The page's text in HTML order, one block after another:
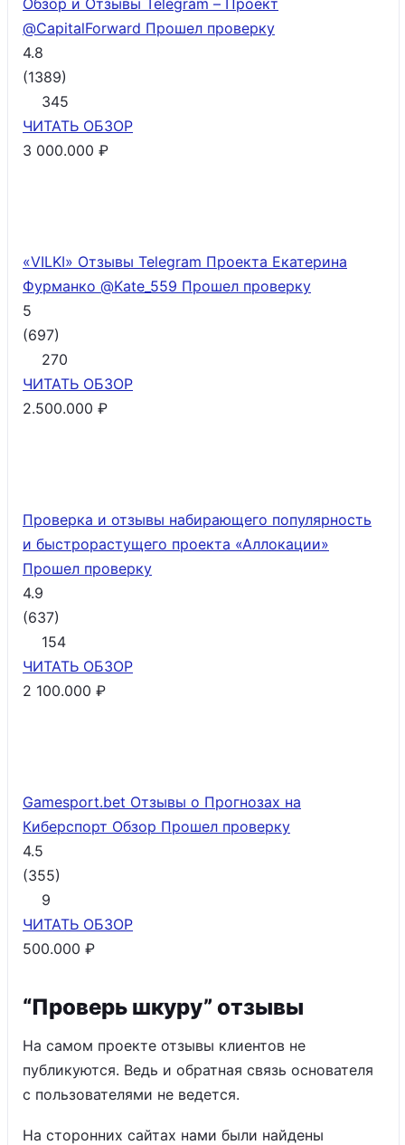
Обзор и Отзывы Telegram – Проект
@CapitalForward Прошел проверку
4.8
(1389)
345
ЧИТАТЬ ОБЗОР
3 000.000 ₽
«VILKI» Отзывы Telegram Проекта Екатерина
Фурманко @Kate_559 Прошел проверку
5
(697)
270
ЧИТАТЬ ОБЗОР
2.500.000 ₽
Проверка и отзывы набирающего популярность
и быстрорастущего проекта «Аллокации»
Прошел проверку
4.9
(637)
154
ЧИТАТЬ ОБЗОР
2 100.000 ₽
Gamesport.bet Отзывы о Прогнозах на
Киберспорт Обзор Прошел проверку
4.5
(355)
9
ЧИТАТЬ ОБЗОР
500.000 ₽
“Проверь шкуру” отзывы
На самом проекте отзывы клиентов не
публикуются. Ведь и обратная связь основателя
с пользователями не ведется.
На сторонних сайтах нами были найдены